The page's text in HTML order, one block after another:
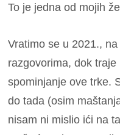
To je jedna od mojih
Vratimo se u 2021.,
razgovorima, dok
spominjanje ove trke.
do tada (osim
nisam ni mislio ići na